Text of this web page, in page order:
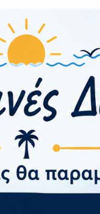
ACCESSORIES
kit PC Case
Device
– ARGB
4718466009760